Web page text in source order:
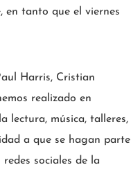
en tanto que el viernes
Harris, Cristian
realizado en
lectura, música, talleres,
a que se hagan parte
sociales de la